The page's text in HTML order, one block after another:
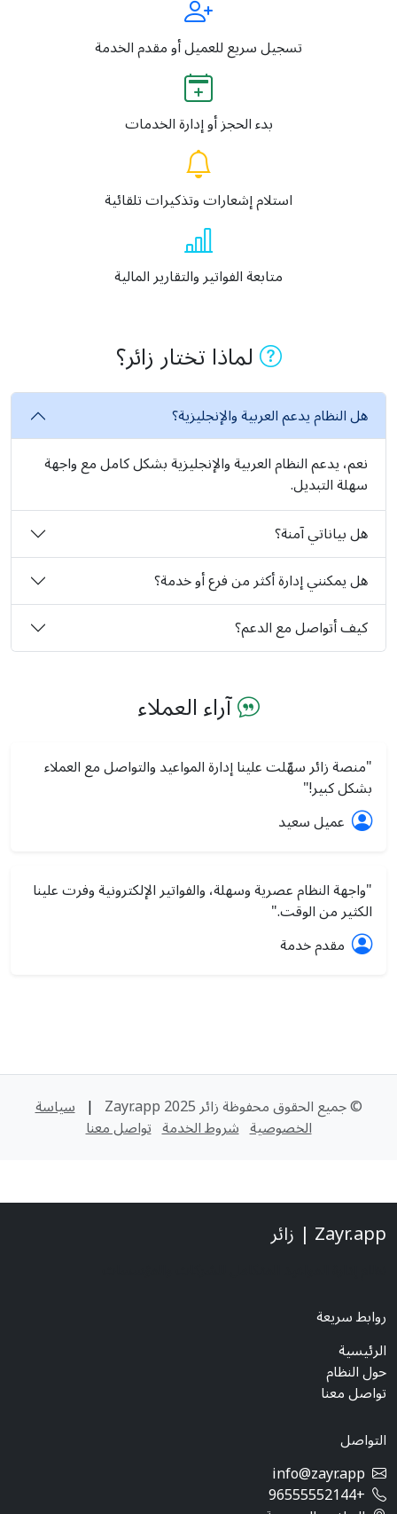
تسجيل سريع للعميل أو مقدم الخدمة
بدء الحجز أو إدارة الخدمات
استلام إشعارات وتذكيرات تلقائية
متابعة الفواتير والتقارير المالية
لماذا تختار زائر؟
هل النظام يدعم العربية والإنجليزية؟
نعم، يدعم النظام العربية والإنجليزية بشكل كامل مع واجهة
سهلة التبديل.
هل بياناتي آمنة؟
هل يمكنني إدارة أكثر من فرع أو خدمة؟
كيف أتواصل مع الدعم؟
آراء العملاء
"منصة زائر سهّلت علينا إدارة المواعيد والتواصل مع العملاء
بشكل كبير!"
عميل سعيد
"واجهة النظام عصرية وسهلة، والفواتير الإلكترونية وفرت علينا
الكثير من الوقت."
مقدم خدمة
© جميع الحقوق محفوظة زائر Zayr.app 2025 | سياسة
الخصوصية شروط الخدمة تواصل معنا
Zayr.app | زائر
روابط سريعة
الرئيسية
حول النظام
تواصل معنا
التواصل
info@zayr.app
+96555552144